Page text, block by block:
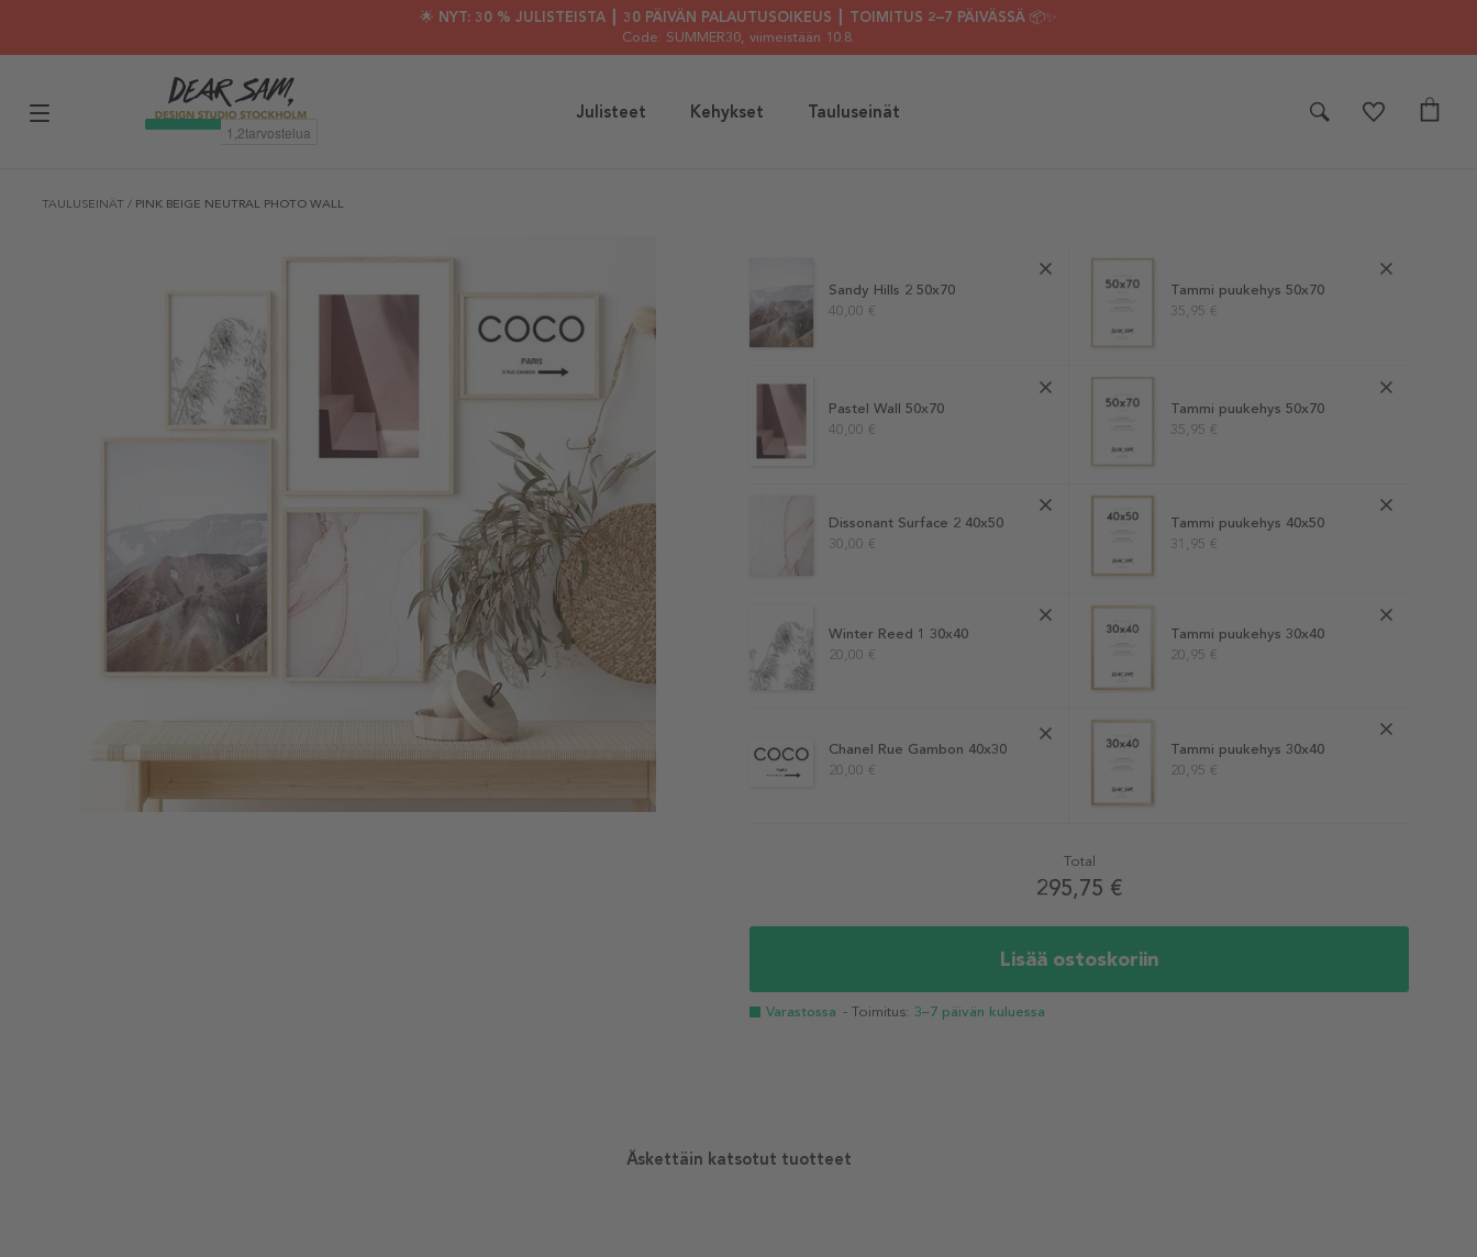
🌟 NYT: 30 % JULISTEISTA ┃ 30 PÄIVÄN PALAUTUSOIKEUS ┃ TOIMITUS 2–7 PÄIVÄSSÄ 📦✨
Code: SUMMER30, viimeistään 10.8.
Julisteet Kehykset Tauluseinät
TAULUSEINÄT / PINK BEIGE NEUTRAL PHOTO WALL
Sandy Hills 2 50x70
40,00 €
Tammi puukehys 50x70
35,95 €
Pastel Wall 50x70
40,00 €
Tammi puukehys 50x70
35,95 €
Dissonant Surface 2 40x50
30,00 €
Tammi puukehys 40x50
31,95 €
Winter Reed 1 30x40
20,00 €
Tammi puukehys 30x40
20,95 €
Chanel Rue Gambon 40x30
20,00 €
Tammi puukehys 30x40
20,95 €
Total
295,75 €
Lisää ostoskoriin
Varastossa - Toimitus: 3–7 päivän kuluessa
Äskettäin katsotut tuotteet